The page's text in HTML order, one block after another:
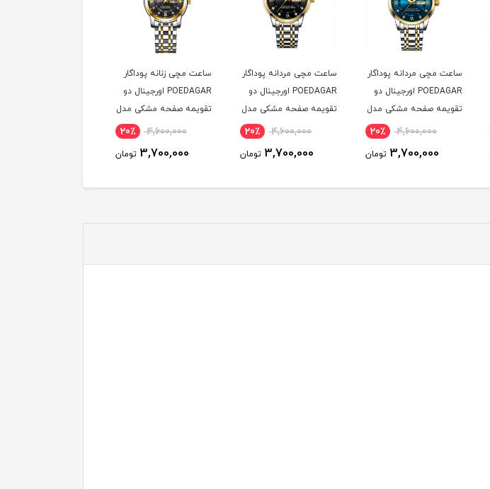
ساعت مچی مردانه پوداگار
POEDAGAR اورجينال دو
تقويمه صفحه مشکی مدل
4,600,000 20٪
3,700,000 تومان
ساعت مچی مردانه پوداگار
POEDAGAR اورجينال دو
تقويمه صفحه مشکی مدل
4,600,000 20٪
3,700,000 تومان
ساعت مچی زنانه پوداگار
POEDAGAR اورجينال دو
تقويمه صفحه مشکی مدل
4,600,000 20٪
3,700,000 تومان